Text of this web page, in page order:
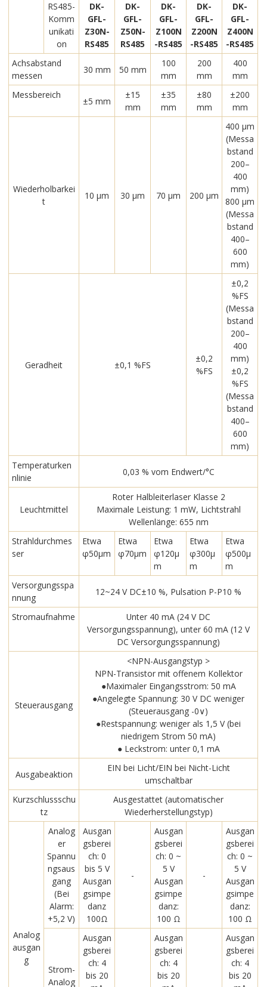
RS485-
Komm
unikati
on
DK-
GFL-
Z30N-
RS485
DK-
GFL-
Z50N-
RS485
DK-
GFL-
Z100N
-RS485
DK-
GFL-
Z200N
-RS485
DK-
GFL-
Z400N
-RS485
Achsabstand
messen
30 mm 50 mm
100
mm
200
mm
400
mm
Messbereich
±5 mm
±15
mm
±35
mm
±80
mm
±200
mm
Wiederholbarkei
t
10 μm 30 μm 70 μm 200 μm
400 μm
(Messa
bstand
200–
400
mm)
800 μm
(Messa
bstand
400–
600
mm)
Geradheit ±0,1 %FS
±0,2
%FS
±0,2
%FS
(Messa
bstand
200–
400
mm)
±0,2
%FS
(Messa
bstand
400–
600
mm)
Temperaturken
nlinie
0,03 % vom Endwert/°C
Leuchtmittel
Roter Halbleiterlaser Klasse 2
Maximale Leistung: 1 mW, Lichtstrahl
Wellenlänge: 655 nm
Strahldurchmes
ser
Etwa
φ50μm
Etwa
φ70μm
Etwa
φ120μ
m
Etwa
φ300μ
m
Etwa
φ500μ
m
Versorgungsspa
nnung
12~24 V DC±10 %, Pulsation P-P10 %
Stromaufnahme
Unter 40 mA (24 V DC
Versorgungsspannung), unter 60 mA (12 V
DC Versorgungsspannung)
Steuerausgang
<NPN-Ausgangstyp >
NPN-Transistor mit offenem Kollektor
●Maximaler Eingangsstrom: 50 mA
●Angelegte Spannung: 30 V DC weniger
(Steuerausgang -0∨)
●Restspannung: weniger als 1,5 V (bei
niedrigem Strom 50 mA)
● Leckstrom: unter 0,1 mA
Ausgabeaktion
EIN bei Licht/EIN bei Nicht-Licht
umschaltbar
Kurzschlussschu
tz
Ausgestattet (automatischer
Wiederherstellungstyp)
Analog
ausgan
g
Analog
er
Spannu
ngsaus
gang
(Bei
Alarm:
+5,2 V)
Ausgan
gsberei
ch: 0
bis 5 V
Ausgan
gsimpe
danz
100Ω
-
Ausgan
gsberei
ch: 0 ~
5 V
Ausgan
gsimpe
danz:
100 Ω
-
Ausgan
gsberei
ch: 0 ~
5 V
Ausgan
gsimpe
danz:
100 Ω
Strom-
Analog
Ausgan
gsberei
ch: 4
bis 20
Ausgan
gsberei
ch: 4
bis 20
Ausgan
gsberei
ch: 4
bis 20